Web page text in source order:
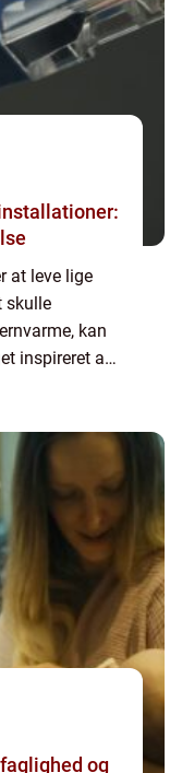
at leve lige
skulle
kan
inspireret af